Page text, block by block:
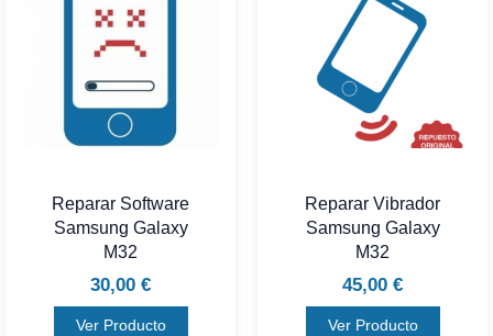
Reparar Software
Samsung Galaxy
M32
30,00 €
Ver Producto
Reparar Vibrador
Samsung Galaxy
M32
45,00 €
Ver Producto